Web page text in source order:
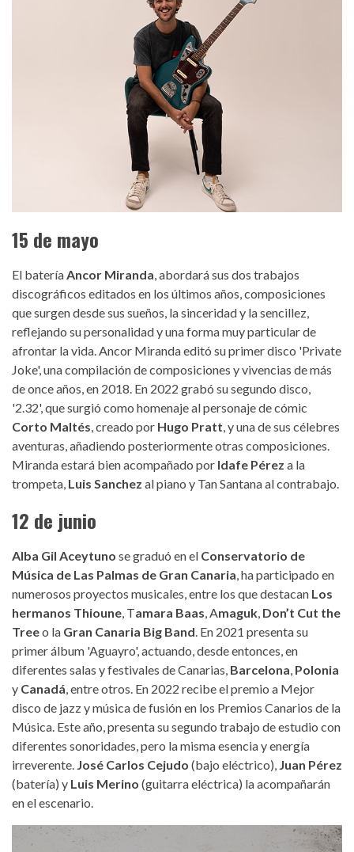
15 de mayo
El bateríaAncor Miranda, abordará sus dos trabajos
discográficos editados en los últimos años, composiciones
que surgen desde sus sueños, la sinceridad y la sencillez,
reflejando su personalidad y una forma muy particular de
afrontar la vida. Ancor Miranda editó su primer disco 'Private
Joke', una compilación de composiciones y vivencias de más
de once años, en 2018. En 2022 grabó su segundo disco,
'2.32', que surgió como homenaje al personaje de cómic
Corto Maltés, creado por Hugo Pratt, y una de sus célebres
aventuras, añadiendo posteriormente otras composiciones.
Miranda estará bien acompañado por Idafe Pérez a la
trompeta, Luis Sanchez al piano y Tan Santana al contrabajo.
12 de junio
Alba Gil Aceytuno se graduó en el Conservatorio de
Música de Las Palmas de Gran Canaria, ha participado en
numerosos proyectos musicales, entre los que destacan Los
hermanos Thioune, Tamara Baas, Amaguk, Don’t Cut the
Treeo la Gran Canaria Big Band. En 2021 presenta su
primer álbum 'Aguayro', actuando, desde entonces, en
diferentes salas y festivales de Canarias, Barcelona, Polonia
y Canadá, entre otros. En 2022 recibe el premio a Mejor
disco de jazz y música de fusión en los Premios Canarios de la
Música. Este año, presenta su segundo trabajo de estudio con
diferentes sonoridades, pero la misma esencia y energía
irreverente. José Carlos Cejudo (bajo eléctrico), Juan Pérez
(batería) y Luis Merino (guitarra eléctrica) la acompañarán
en el escenario.